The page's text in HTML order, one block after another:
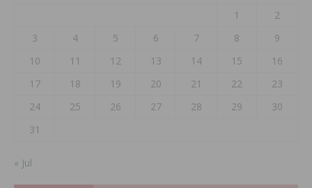
1
2
3
4 5 6 7 8
9
10
11 12 13 14 15
16
17
18 19 20 21 22
23
24
25 26 27 28 29
30
31
« Jul